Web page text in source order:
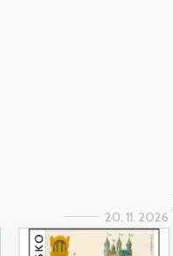
20. 11. 2026